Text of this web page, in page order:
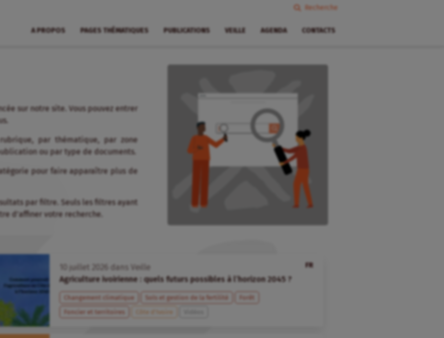
Recherche
A PROPOS PAGES THÉMATIQUES PUBLICATIONS VEILLE AGENDA CONTACTS
sur notre site. Vous pouvez entrer
par thématique, par zone
ou par type de documents.
pour faire apparaître plus de
par filtre. Seuls les filtres ayant
d’affiner votre recherche.
FR
juillet dans
Veille
Agriculture ivoirienne : quels futurs possibles à l’horizon 2045 ?
Changement climatique Sols et gestion de la fertilité
Forêt
Foncier et territoires
Côte d’Ivoire